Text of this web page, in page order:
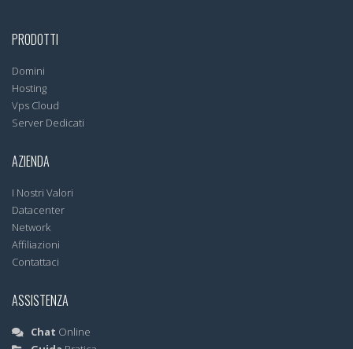
PRODOTTI
Domini
Hosting
Vps Cloud
Server Dedicati
AZIENDA
I Nostri Valori
Datacenter
Network
Affiliazioni
Contattaci
ASSISTENZA
Chat Online